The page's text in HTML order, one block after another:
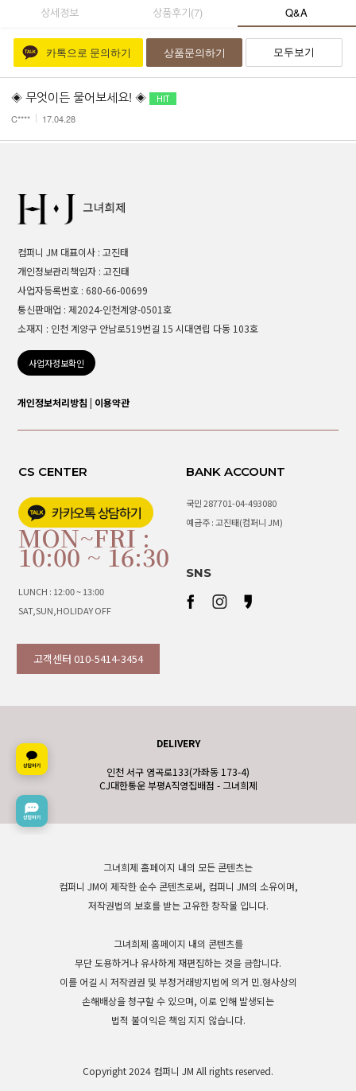
상세정보 상품후기(7) Q&A
카톡으로 문의하기 상품문의하기 모두보기
◈ 무엇이든 물어보세요! ◈
C**** 17.04.28
컴퍼니 JM 대표이사 : 고진태
개인정보관리책임자 : 고진태
사업자등록번호 : 680-66-00699
통신판매업 : 제2024-인천계양-0501호
소재지 : 인천 계양구 안남로519번길 15 시대연립 다동 103호
사업자정보확인
개인정보처리방침 | 이용약관
CS CENTER
MON~FRI :
10:00 ~ 16:30
LUNCH : 12:00 ~ 13:00
SAT,SUN,HOLIDAY OFF
고객센터 010-5414-3454
BANK ACCOUNT
국민 287701-04-493080
예금주 : 고진태(컴퍼니 JM)
SNS
DELIVERY
인천 서구 염곡로133(가좌동 173-4)
CJ대한통운 부평A직영집배점 - 그녀희제
그녀희제 홈페이지 내의 모든 콘텐츠는
컴퍼니 JM이 제작한 순수 콘텐츠로써, 컴퍼니 JM의 소유이며,
저작권법의 보호를 받는 고유한 창작물 입니다.
그녀희제 홈페이지 내의 콘텐츠를
무단 도용하거나 유사하게 재편집하는 것을 금합니다.
이를 어길 시 저작권권 및 부정거래방지법에 의거 민.형사상의
손해배상을 청구할 수 있으며, 이로 인해 발생되는
법적 불이익은 책임 지지 않습니다.
Copyright 2024 컴퍼니 JM All rights reserved.